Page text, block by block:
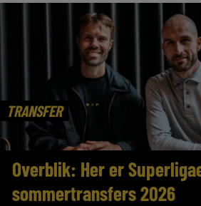
TRANSFER
Overblik: Her er
sommertransfers 2026